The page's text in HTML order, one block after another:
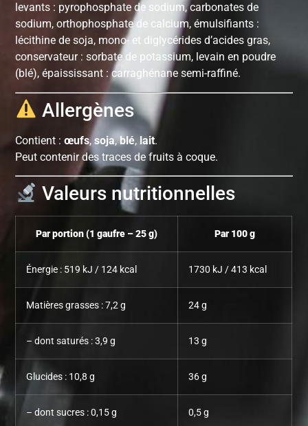
levants : pyrophosphate de sodium, carbonates de
sodium, orthophosphate de calcium, émulsifiants :
lécithine de soja, mono- et diglycérides d’acides gras,
conservateur : sorbate de potassium, levain en poudre
(blé), épaississant : carraghénane semi-raffiné.
Allergènes
Contient :œufs,soja,blé, lait.
Peut contenir des traces de fruits à coque.
Valeurs nutritionnelles
Par portion (1 gaufre – 25 g) Par 100 g
Énergie : 519 kJ / 124 kcal 1730 kJ / 413 kcal
Matières grasses : 7,2 g 24 g
– dont saturés : 3,9 g 13 g
Glucides : 10,8 g 36 g
– dont sucres : 0,15 g 0,5 g